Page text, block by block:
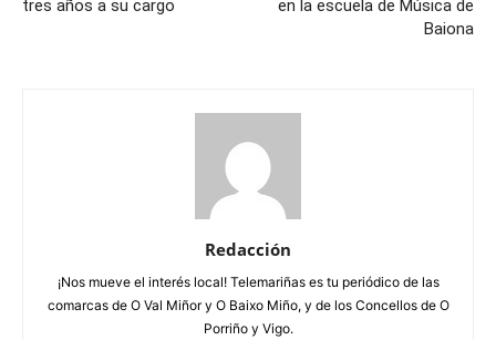
tres años a su cargo
en la escuela de Música de
Baiona
Redacción
¡Nos mueve el interés local! Telemariñas es tu periódico de las
comarcas de O Val Miñor y O Baixo Miño, y de los Concellos de O
Porriño y Vigo.